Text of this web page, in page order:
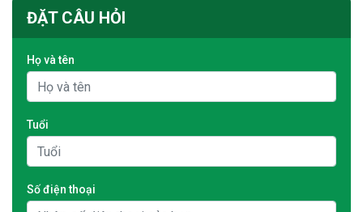
ĐẶT CÂU HỎI
Họ và tên
Tuổi
Số điện thoại